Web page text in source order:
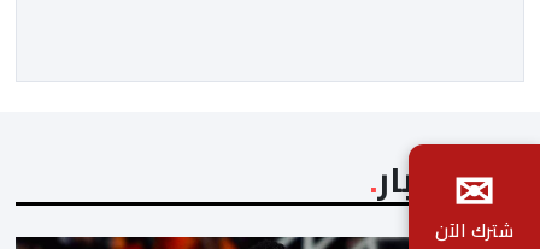
المغربية وجمهورية كوت ديفوار، بحكم […]
آخر الأخبار
✉
شترك الآن